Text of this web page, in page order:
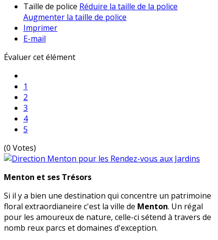
Taille de police Réduire la taille de la police
Augmenter la taille de police
Imprimer
E-mail
Évaluer cet élément
1
2
3
4
5
(0 Votes)
Menton et ses Trésors
Si il y a bien une destination qui concentre un patrimoine
floral extraordianeire c'est la ville de Menton. Un régal
pour les amoureux de nature, celle-ci sétend à travers de
nomb reux parcs et domaines d'exception.